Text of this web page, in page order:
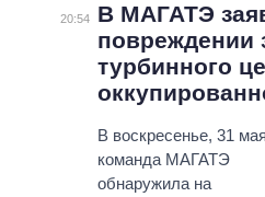
20:54
В МАГАТЭ
повреждении
турбинного
В воскресенье, 31
команда МАГАТЭ
обнаружила на